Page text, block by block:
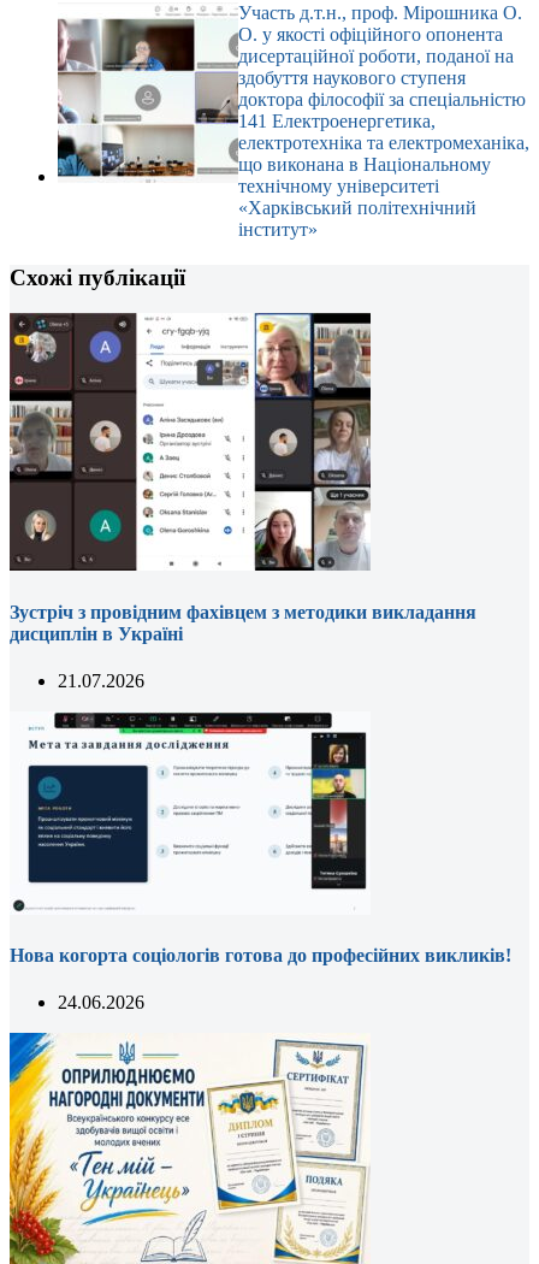
Участь д.т.н., проф. Мірошника О.
О. у якості офіційного опонента
дисертаційної роботи, поданої на
здобуття наукового ступеня
доктора філософії за спеціальністю
141 Електроенергетика,
електротехніка та електромеханіка,
що виконана в Національному
технічному університеті
«Харківський політехнічний
інститут»
Схожі публікації
Зустріч з провідним фахівцем з методики викладання
дисциплін в Україні
21.07.2026
Нова когорта соціологів готова до професійних викликів!
24.06.2026